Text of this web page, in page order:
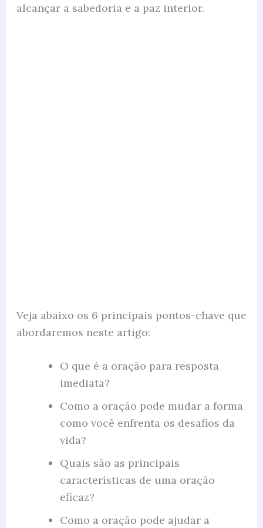
alcançar a sabedoria e a paz interior.
Veja abaixo os 6 principais pontos-chave que
abordaremos neste artigo:
O que é a oração para resposta
imediata?
Como a oração pode mudar a forma
como você enfrenta os desafios da
vida?
Quais são as principais
características de uma oração
eficaz?
Como a oração pode ajudar a